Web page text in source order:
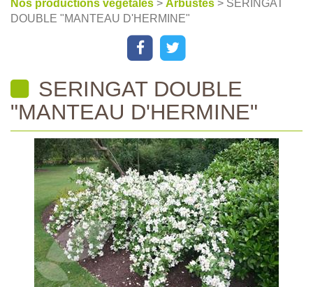
Nos productions végétales > Arbustes > SERINGAT
DOUBLE "MANTEAU D'HERMINE"
SERINGAT DOUBLE
"MANTEAU D'HERMINE"